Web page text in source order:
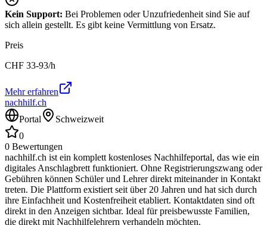
Kein Support: Bei Problemen oder Unzufriedenheit sind Sie auf
sich allein gestellt. Es gibt keine Vermittlung von Ersatz.
Preis
CHF 33-93/h
Mehr erfahren
nachhilf.ch
Portal
Schweizweit
0
0 Bewertungen
nachhilf.ch ist ein komplett kostenloses Nachhilfeportal, das wie ein
digitales Anschlagbrett funktioniert. Ohne Registrierungszwang oder
Gebühren können Schüler und Lehrer direkt miteinander in Kontakt
treten. Die Plattform existiert seit über 20 Jahren und hat sich durch
ihre Einfachheit und Kostenfreiheit etabliert. Kontaktdaten sind oft
direkt in den Anzeigen sichtbar. Ideal für preisbewusste Familien,
die direkt mit Nachhilfelehrern verhandeln möchten.